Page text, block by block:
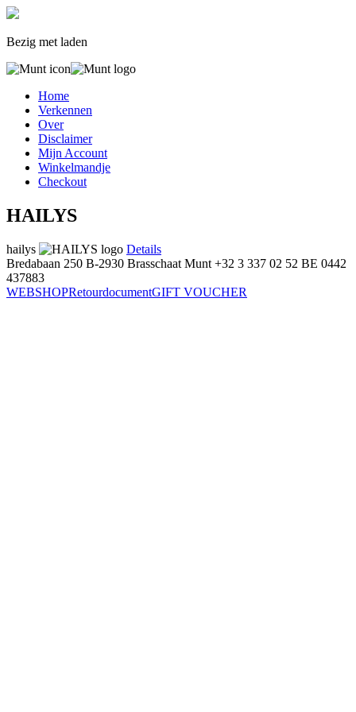
Bezig met laden
Home
Verkennen
Over
Disclaimer
Mijn Account
Winkelmandje
Checkout
HAILYS
hailys
Details
Bredabaan 250 B-2930 Brasschaat Munt +32 3 337 02 52 BE 0442
437883
WEBSHOPRetourdocumentGIFT VOUCHER